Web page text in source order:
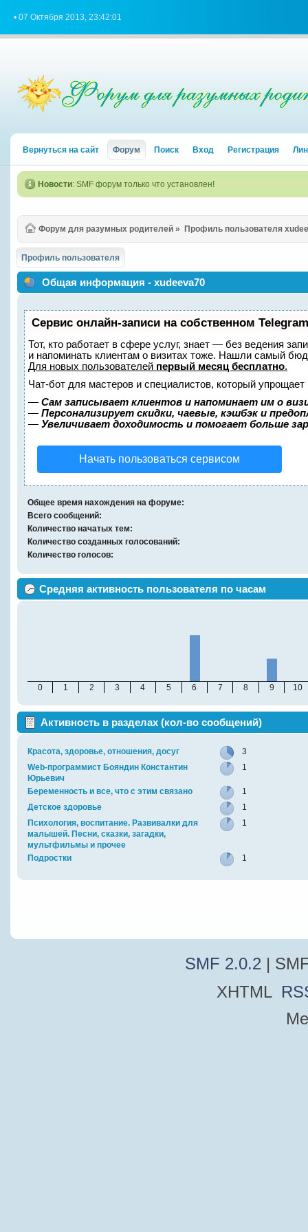
• 07 Октября 2013, 23:42:01
Вернуться на сайт Форум Поиск Вход Регистрация
Новости: SMF форум только что установлен!
Форум для разумных родителей » Профиль пользователя
Профиль пользователя
Общая информация - xudeeva70
Сервис онлайн-записи на собственном
Тот, кто работает в сфере услуг, знает — без ведения
и напоминать клиентам о визитах тоже. Нашли самый
Для новых пользователей первый месяц бесплатно.
Чат-бот для мастеров и специалистов, который упрощает
— Сам записывает клиентов и напоминает им о
— Персонализирует скидки, чаевые, кэшбэк и
— Увеличивает доходимость и помогает больше
Начать пользоваться сервисом
Общее время нахождения на форуме:
Всего сообщений:
Количество начатых тем:
Количество созданных голосований:
Количество голосов:
Средняя активность пользователя по часам
0 1 2 3 4 5 6 7 8 9 10
Активность в разделах (кол-во сообщений)
Красота, здоровье, отношения, досуг
3
Web-программист Бояндин Константин
Юрьевич
1
Беременность и все, что с этим связано
1
Детское здоровье
1
Психология, воспитание. Развивалки для
малышей. Песни, сказки, загадки,
мультфильмы и прочее
1
Подростки 1
SMF 2.0.2 |
XHTML